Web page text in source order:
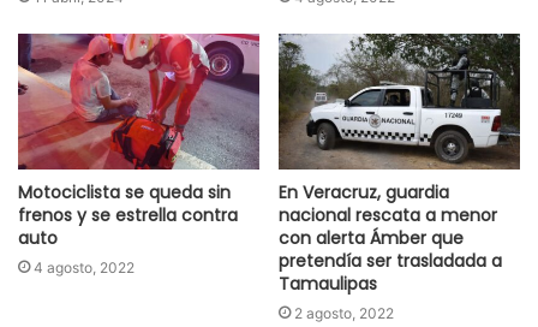
Motociclista se queda sin
frenos y se estrella contra
auto
4 agosto, 2022
En Veracruz, guardia
nacional rescata a menor
con alerta Ámber que
pretendía ser trasladada a
Tamaulipas
2 agosto, 2022